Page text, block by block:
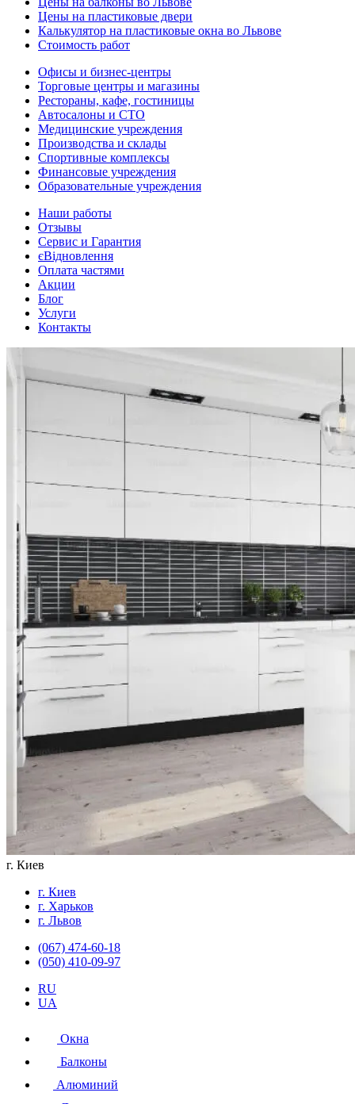
Цены на пластиковые двери
Калькулятор на пластиковые окна во Львове
Стоимость работ
Офисы и бизнес-центры
Торговые центры и магазины
Рестораны, кафе, гостиницы
Автосалоны и СТО
Медицинские учреждения
Производства и склады
Спортивные комплексы
Финансовые учреждения
Образовательные учреждения
Наши работы
Отзывы
Сервис и Гарантия
єВідновлення
Оплата частями
Акции
Блог
Услуги
Контакты
г. Киев
г. Киев
г. Харьков
г. Львов
(067) 474-60-18
(050) 410-09-97
RU
UA
Окна
Балконы
Алюминий